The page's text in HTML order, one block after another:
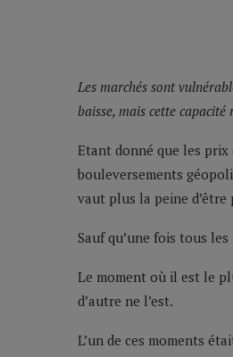
Les marchés sont
baisse, mais cette
Etant donné que les prix
bouleversements
vaut plus la peine
Sauf qu’une fois tous
Le moment où il est le
d’autre ne l’est.
L’un de ces moments